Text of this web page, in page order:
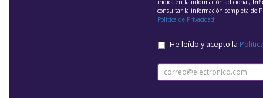
indica en la información adicional;
consultar la información completa de
Política de Privacidad.
He leído y acepto la